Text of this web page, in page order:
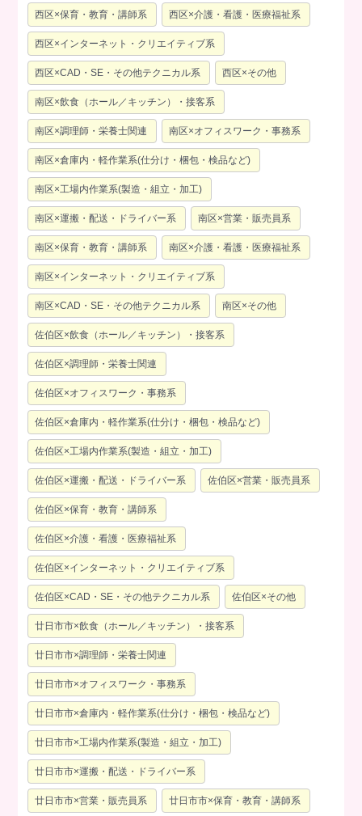
西区×保育・教育・講師系 西区×介護・看護・医療福祉系
西区×インターネット・クリエイティブ系
西区×CAD・SE・その他テクニカル系 西区×その他
南区×飲食（ホール／キッチン）・接客系
南区×調理師・栄養士関連 南区×オフィスワーク・事務系
南区×倉庫内・軽作業系(仕分け・梱包・検品など)
南区×工場内作業系(製造・組立・加工)
南区×運搬・配送・ドライバー系 南区×営業・販売員系
南区×保育・教育・講師系 南区×介護・看護・医療福祉系
南区×インターネット・クリエイティブ系
南区×CAD・SE・その他テクニカル系 南区×その他
佐伯区×飲食（ホール／キッチン）・接客系
佐伯区×調理師・栄養士関連
佐伯区×オフィスワーク・事務系
佐伯区×倉庫内・軽作業系(仕分け・梱包・検品など)
佐伯区×工場内作業系(製造・組立・加工)
佐伯区×運搬・配送・ドライバー系 佐伯区×営業・販売員系
佐伯区×保育・教育・講師系
佐伯区×介護・看護・医療福祉系
佐伯区×インターネット・クリエイティブ系
佐伯区×CAD・SE・その他テクニカル系 佐伯区×その他
廿日市市×飲食（ホール／キッチン）・接客系
廿日市市×調理師・栄養士関連
廿日市市×オフィスワーク・事務系
廿日市市×倉庫内・軽作業系(仕分け・梱包・検品など)
廿日市市×工場内作業系(製造・組立・加工)
廿日市市×運搬・配送・ドライバー系
廿日市市×営業・販売員系 廿日市市×保育・教育・講師系